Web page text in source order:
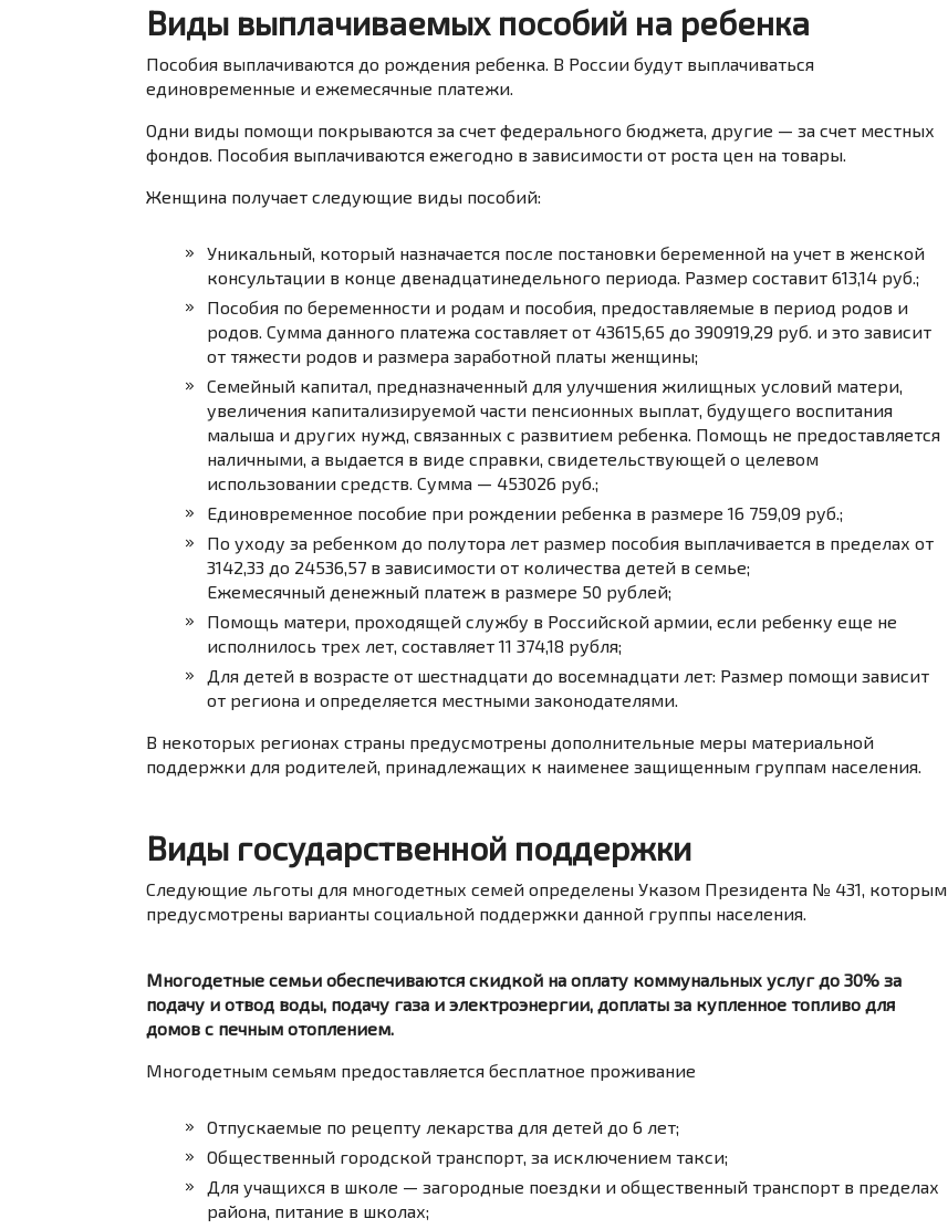
Виды выплачиваемых пособий на ребенка
Пособия выплачиваются до рождения ребенка. В России будут выплачиваться
единовременные и ежемесячные платежи.
Одни виды помощи покрываются за счет федерального бюджета, другие — за счет местных
фондов. Пособия выплачиваются ежегодно в зависимости от роста цен на товары.
Женщина получает следующие виды пособий:
Уникальный, который назначается после постановки беременной на учет в женской
консультации в конце двенадцатинедельного периода. Размер составит 613,14 руб.;
Пособия по беременности и родам и пособия, предоставляемые в период родов и
родов. Сумма данного платежа составляет от 43615,65 до 390919,29 руб. и это зависит
от тяжести родов и размера заработной платы женщины;
Семейный капитал, предназначенный для улучшения жилищных условий матери,
увеличения капитализируемой части пенсионных выплат, будущего воспитания
малыша и других нужд, связанных с развитием ребенка. Помощь не предоставляется
наличными, а выдается в виде справки, свидетельствующей о целевом
использовании средств. Сумма — 453026 руб.;
Единовременное пособие при рождении ребенка в размере 16 759,09 руб.;
По уходу за ребенком до полутора лет размер пособия выплачивается в пределах от
3142,33 до 24536,57 в зависимости от количества детей в семье;
Ежемесячный денежный платеж в размере 50 рублей;
Помощь матери, проходящей службу в Российской армии, если ребенку еще не
исполнилось трех лет, составляет 11 374,18 рубля;
Для детей в возрасте от шестнадцати до восемнадцати лет: Размер помощи зависит
от региона и определяется местными законодателями.
В некоторых регионах страны предусмотрены дополнительные меры материальной
поддержки для родителей, принадлежащих к наименее защищенным группам населения.
Виды государственной поддержки
Следующие льготы для многодетных семей определены Указом Президента № 431, которым
предусмотрены варианты социальной поддержки данной группы населения.
Многодетные семьи обеспечиваются скидкой на оплату коммунальных услуг до 30% за
подачу и отвод воды, подачу газа и электроэнергии, доплаты за купленное топливо для
домов с печным отоплением.
Многодетным семьям предоставляется бесплатное проживание
Отпускаемые по рецепту лекарства для детей до 6 лет;
Общественный городской транспорт, за исключением такси;
Для учащихся в школе — загородные поездки и общественный транспорт в пределах
района, питание в школах;